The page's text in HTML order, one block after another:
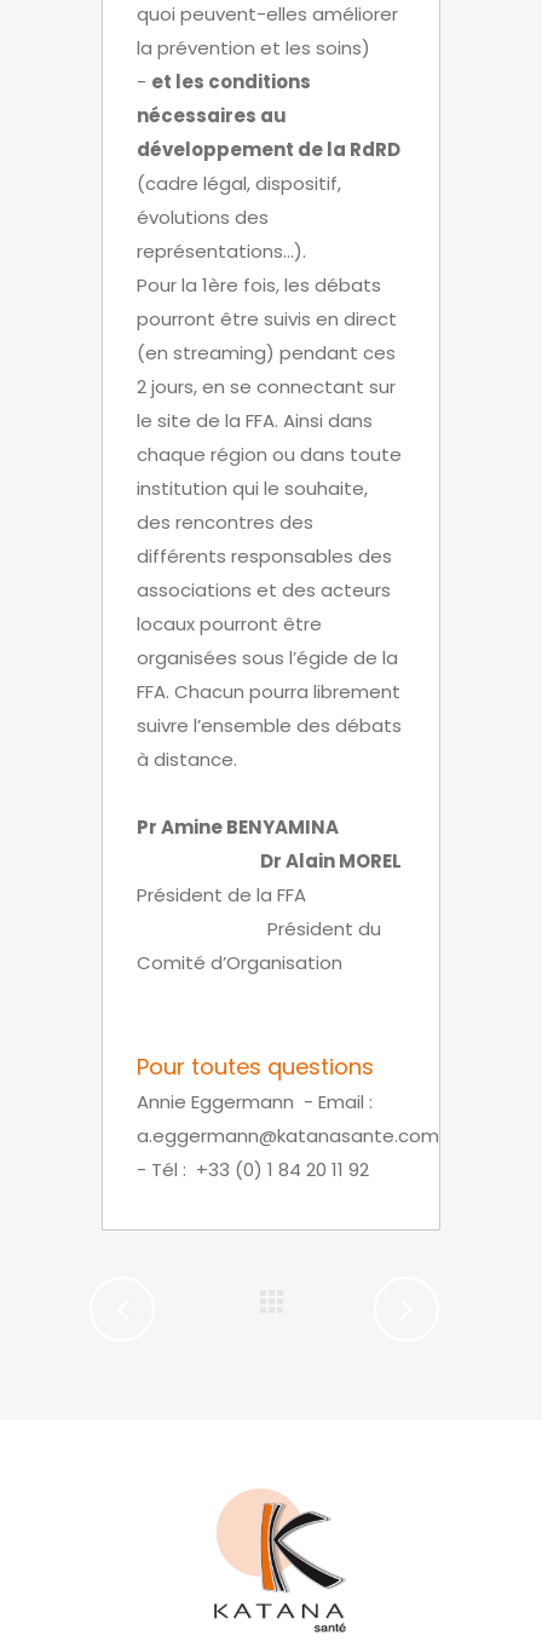
quoi peuvent-elles améliorer
la prévention et les soins)
- et les conditions
nécessaires au
développement de la RdRD
(cadre légal, dispositif,
évolutions des
représentations…).
Pour la 1ère fois, les débats
pourront être suivis en direct
(en streaming) pendant ces
2 jours, en se connectant sur
le site de la FFA. Ainsi dans
chaque région ou dans toute
institution qui le souhaite,
des rencontres des
différents responsables des
associations et des acteurs
locaux pourront être
organisées sous l’égide de la
FFA. Chacun pourra librement
suivre l’ensemble des débats
à distance.
Pr Amine BENYAMINA
Dr Alain MOREL
Président de la FFA
Président du
Comité d’Organisation
Pour toutes questions
Annie Eggermann - Email :
a.eggermann@katanasante.com
- Tél : +33 (0) 1 84 20 11 92